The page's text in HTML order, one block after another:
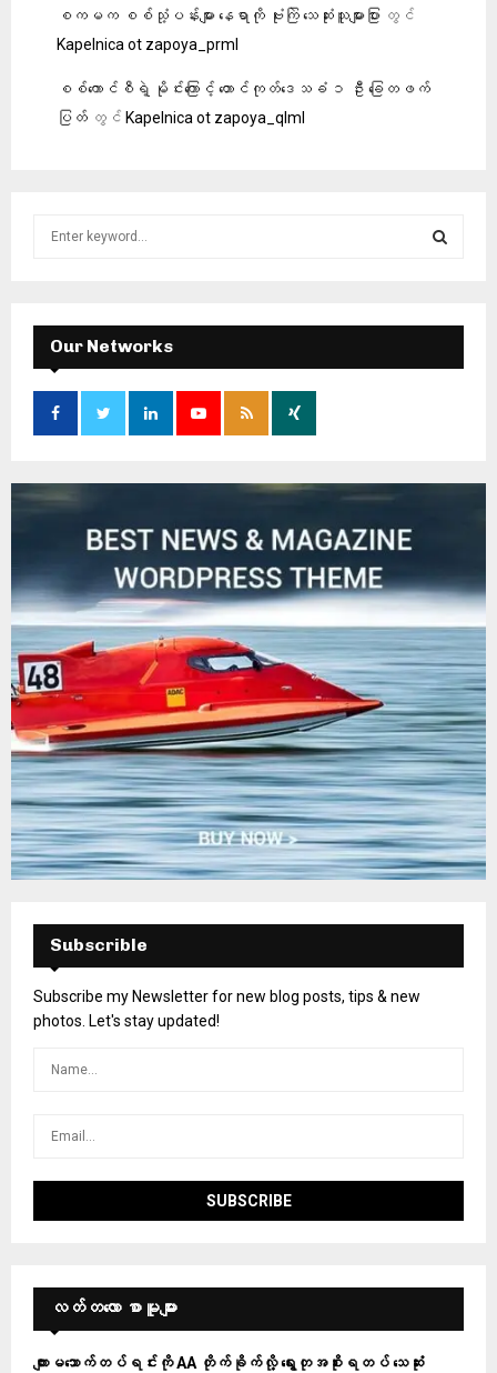
စကမက စစ်သုံ့ပန်းများ နေရာကို ဗုံးကြဲ သေဆုံးသူများပြား တွင်
Kapelnica ot zapoya_prml
စစ်ကောင်စီရဲ့ မိုင်းကြောင့် တောင်ကုတ်ဒေသခံ ၁ ဦး ခြေတဖက်
ပြတ် တွင် Kapelnica ot zapoya_qlml
f
o
:
E
A
Our Networks
Subscrible
Subscribe my Newsletter for new blog posts, tips & new
photos. Let's stay updated!
လတ်တ‌လော စာမူများ
ကျားမသောက်တပ်ရင်းကို AA တိုက်ခိုက်လို့ ရွေးတုအစိုးရတပ် သေဆုံး